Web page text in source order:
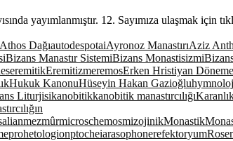
yayımlanmıştır. 12. Sayımıza ulaşmak için
Athos DağıautodespotaiAyronoz ManastırıAziz
Bizans Manastır SistemiBizans Monastisizmi
eremitikEremitizmeremosErken Hristiyan Dönem
Hukuk KanonuHüseyin Hakan Gazioğlu
Liturjisikanobitikkanobitik manastırcılığı
mezmûrmicroschemosmizojinikMonastik
prohetologionptocheiarasophonerefektoryum